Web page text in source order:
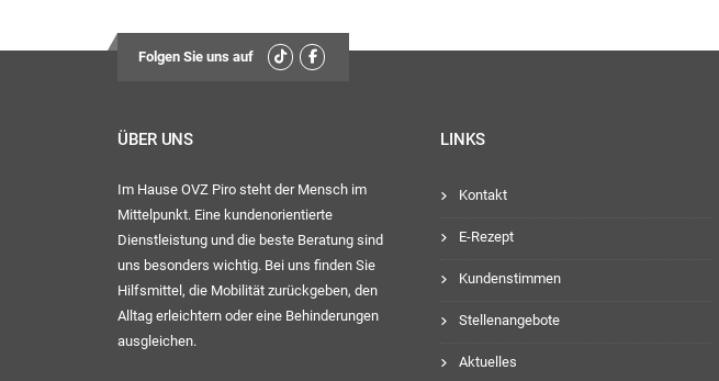
Folgen Sie uns auf
ÜBER UNS
Im Hause OVZ Piro steht der Mensch im
Mittelpunkt. Eine kundenorientierte
Dienstleistung und die beste Beratung sind
uns besonders wichtig. Bei uns finden Sie
Hilfsmittel, die Mobilität zurückgeben, den
Alltag erleichtern oder eine Behinderungen
ausgleichen.
LINKS
Kontakt
E-Rezept
Kundenstimmen
Stellenangebote
Aktuelles